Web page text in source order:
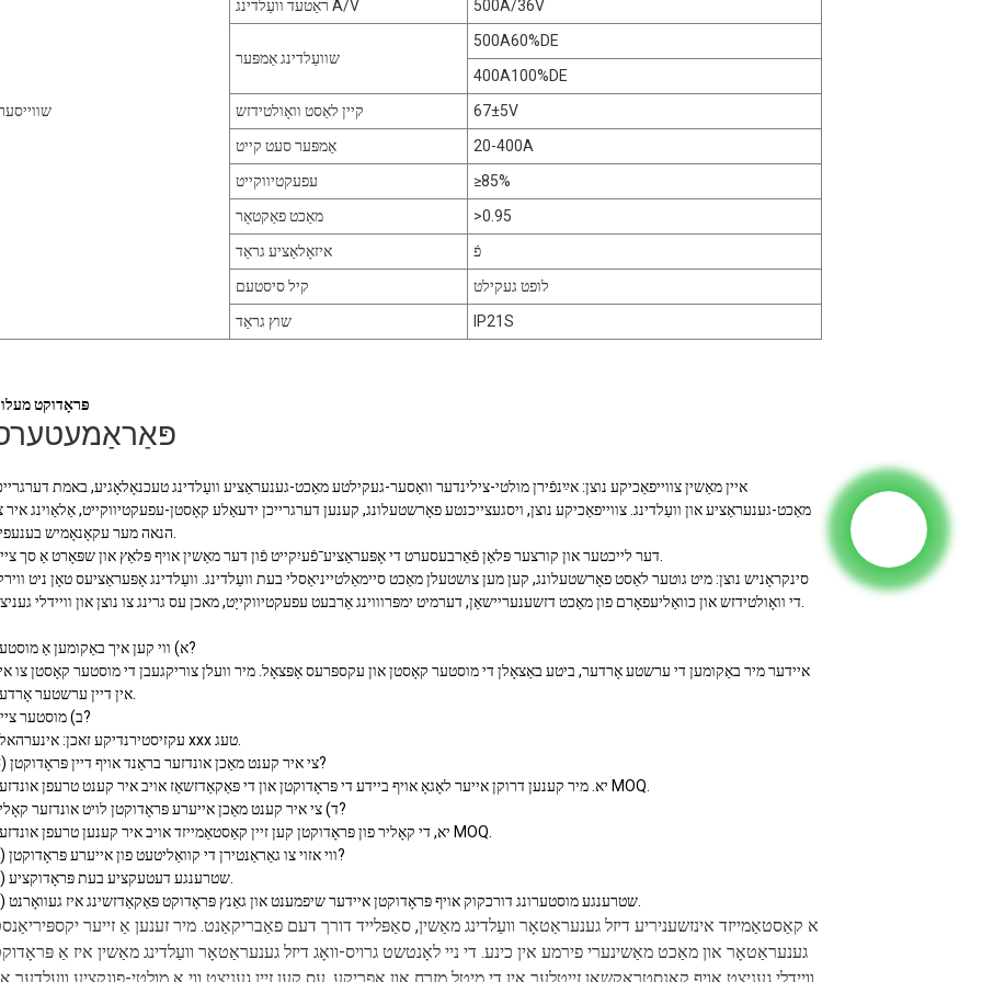
ראַטעד וועַלדינג A/V 500A/36V
שוועַלדינג אַמפּער
500A60%DE
400A100%DE
קיין לאַסט וואָולטידזש
67±5V
אַמפּער סעט קייט
20-400A
עפעקטיווקייט
≥85%
מאַכט פאַקטאָר
>0.95
איזאָלאַציע גראַד
פֿ
קיל סיסטעם
לופט געקילט
שוץ גראַד
IP21S
פּראָדוקט
איין מאַשין צווייפאַכיקע נוצן: אײַנפֿירן מולטי-צילינדער וואַסער-געקילטע מאַכט-גענעראַציע וועַלדינג טעכנאָלאָגיע, באמת
מאַכט-גענעראַציע און וועַלדינג. צווייפאַכיקע נוצן, ויסגעצייכנטע פאָרשטעלונג, קענען דערגרייכן ידעאַלע קאָסטן-עפעקטיווקייט, אַלאַוינג איר
סינקראָניש נוצן: מיט גוטער לאַסט פאָרשטעלונג, קען מען צושטעלן מאַכט סיימאַלטייניאַסלי בעת וועַלדינג. וועַלדינג אָפּעראַציעס טאָן ניט
א) ווי קען איך באַקומען אַ מוסטער?
איידער מיר באַקומען די ערשטע אָרדער, ביטע באַצאָלן די מוסטער קאָסטן און עקספּרעס אָפּצאָל. מיר וועלן צוריקגעבן די מוסטער קאָסטן צו
ב) מוסטער צייט?
C) צי איר קענט מאַכן אונדזער בראַנד אויף דיין פּראָדוקטן?
יא. מיר קענען דרוקן אייער לאָגאָ אויף ביידע די פּראָדוקטן און די פּאַקאַדזשאַז אויב איר קענט טרעפן אונדזער MOQ.
ד) צי איר קענט מאַכן אייערע פּראָדוקטן לויט אונדזער קאָליר?
יא, די קאָליר פון פּראָדוקטן קען זיין קאַסטאַמייזד אויב איר קענען טרעפן אונדזער MOQ.
E) ווי אזוי צו גאַראַנטירן די קוואַליטעט פון אייערע פּראָדוקטן?
א קאַסטאַמייזד אינזשעניריע דיזל גענעראַטאָר וועַלדינג מאַשין, סאַפּלייד דורך דעם פאַבריקאַנט. מיר זענען אַ זייער
גענעראַטאָר און מאַכט מאַשינערי פירמע אין כינע. די ניי לאָנטשט גרויס-וואָג דיזל גענעראַטאָר וועַלדינג מאַשין איז אַ
וויידלי געניצט אויף קאַנסטראַקשאַן זייטלעך אין די מיטל מזרח און אפריקע. עס קען זיין געניצט ווי אַ מולטי-פונקציע וועַלדער